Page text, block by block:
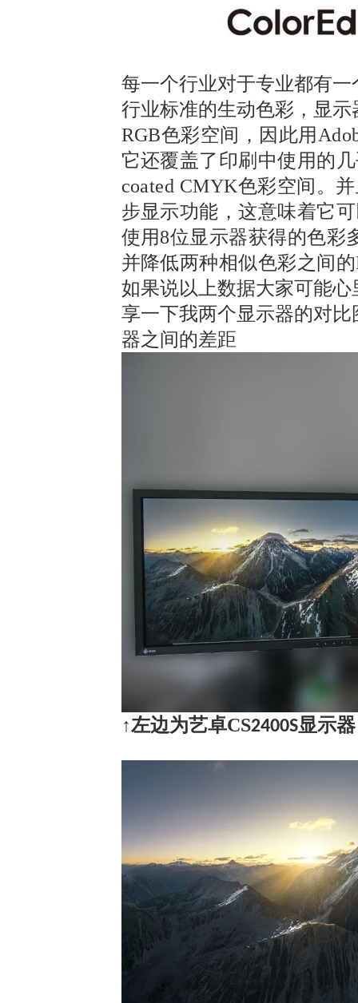
每一个行业对于专业都有
行业标准的生动色彩， 显
RGB色彩空间，因此用
它还覆盖了印刷中使用的
coated CMYK色彩空间。
步显示功能，这意味着它
使用8位显示器获得的色彩
并降低两种相似色彩之间
如果说以上数据大家可能
享一下我两个显示器的对
器之间的差距
↑左边为艺卓CS2400S显示